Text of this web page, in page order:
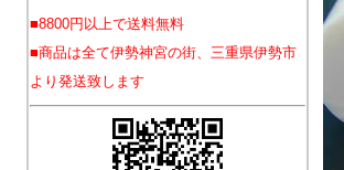
■8800円以上で送料無料
■商品は全て伊勢神宮の街、三重県伊勢市
より発送致します